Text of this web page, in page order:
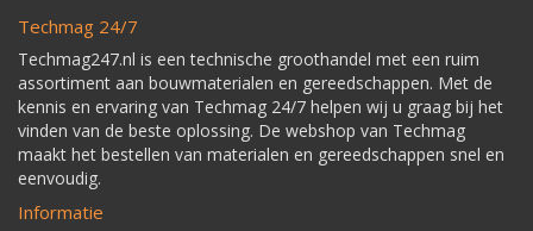
Techmag 24/7
Techmag247.nl is een technische groothandel met een ruim
assortiment aan bouwmaterialen en gereedschappen. Met de
kennis en ervaring van Techmag 24/7 helpen wij u graag bij het
vinden van de beste oplossing. De webshop van Techmag
maakt het bestellen van materialen en gereedschappen snel en
eenvoudig.
Informatie